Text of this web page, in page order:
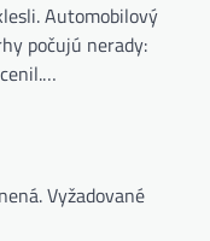
Automobilový
počujú nerady:
Vyžadované